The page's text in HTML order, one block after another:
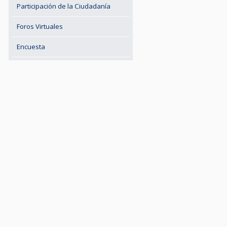
Participación de la Ciudadanía
Foros Virtuales
Encuesta